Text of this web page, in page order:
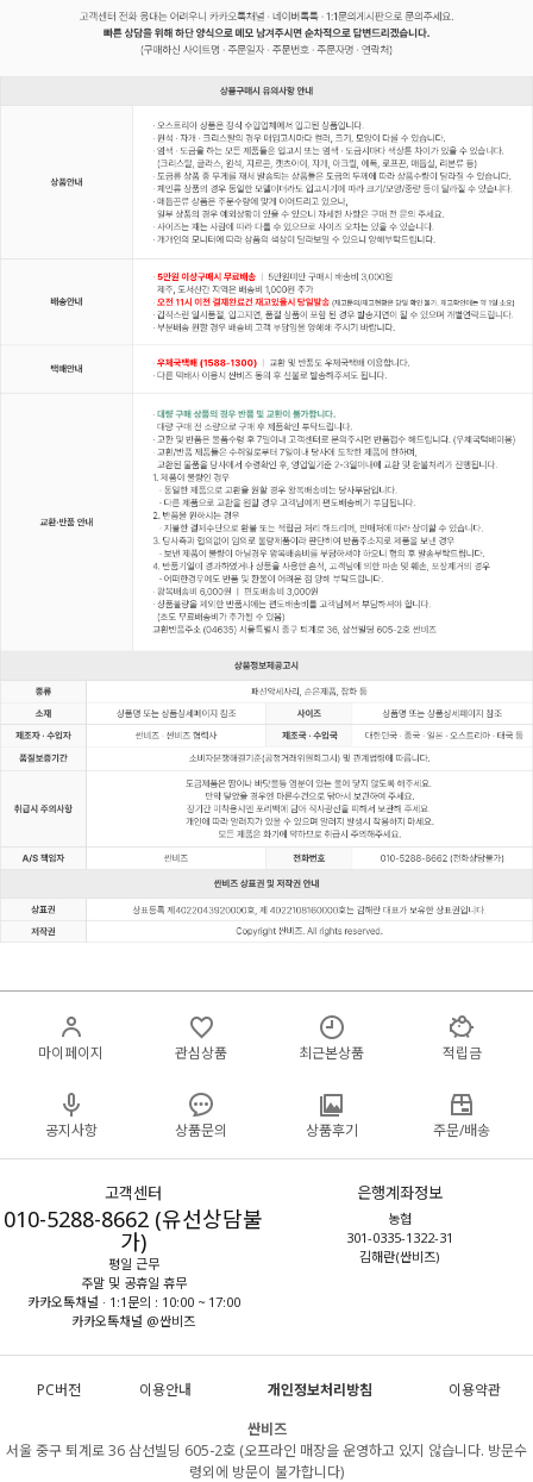
마이페이지 관심상품 최근본상품 적립금
공지사항 상품문의 상품후기 주문/배송
고객센터
010-5288-8662 (유선상담불
가)
평일 근무
주말 및 공휴일 휴무
카카오톡채널 · 1:1문의 : 10:00 ~ 17:00
카카오톡채널 @싼비즈
은행계좌정보
농협
301-0335-1322-31
김해란(싼비즈)
PC버전 이용안내 개인정보처리방침
이용약관
싼비즈
서울 중구 퇴계로 36 삼선빌딩 605-2호 (오프라인 매장을 운영하고 있지 않습니다. 방문수
령외에 방문이 불가합니다)